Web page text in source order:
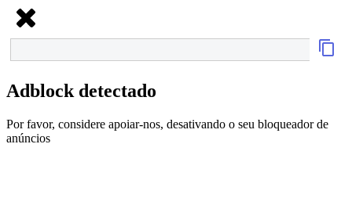
Adblock detectado
Por favor, considere apoiar-nos, desativando o seu bloqueador de
anúncios